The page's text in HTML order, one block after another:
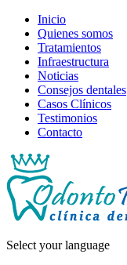
Inicio
Quienes somos
Tratamientos
Infraestructura
Noticias
Consejos dentales
Casos Clínicos
Testimonios
Contacto
Select your language